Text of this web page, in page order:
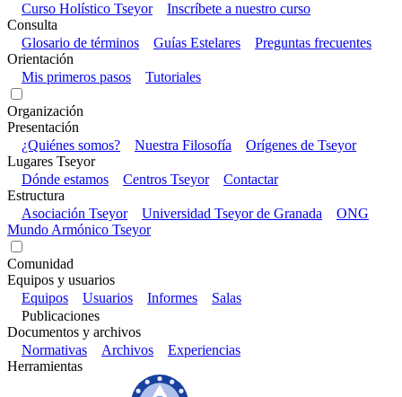
Curso Holístico Tseyor
Inscríbete a nuestro curso
Consulta
Glosario de términos
Guías Estelares
Preguntas frecuentes
Orientación
Mis primeros pasos
Tutoriales
Organización
Presentación
¿Quiénes somos?
Nuestra Filosofía
Orígenes de Tseyor
Lugares Tseyor
Dónde estamos
Centros Tseyor
Contactar
Estructura
Asociación Tseyor
Universidad Tseyor de Granada
ONG
Mundo Armónico Tseyor
Comunidad
Equipos y usuarios
Equipos
Usuarios Informes
Salas
Publicaciones
Documentos y archivos
Normativas
Archivos
Experiencias
Herramientas